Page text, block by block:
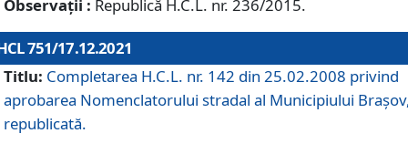
Observații : Republică H.C.L. nr. 236/2015.
751/17.12.2021
Titlu: Completarea H.C.L. nr. 142 din 25.02.2008 privind
aprobarea Nomenclatorului stradal al Municipiului
republicată.